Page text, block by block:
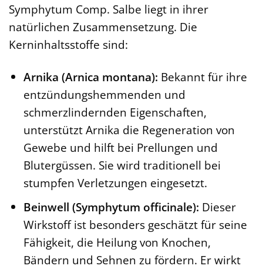
Symphytum Comp. Salbe liegt in ihrer
natürlichen Zusammensetzung. Die
Kerninhaltsstoffe sind:
Arnika (Arnica montana): Bekannt für ihre
entzündungshemmenden und
schmerzlindernden Eigenschaften,
unterstützt Arnika die Regeneration von
Gewebe und hilft bei Prellungen und
Blutergüssen. Sie wird traditionell bei
stumpfen Verletzungen eingesetzt.
Beinwell (Symphytum officinale): Dieser
Wirkstoff ist besonders geschätzt für seine
Fähigkeit, die Heilung von Knochen,
Bändern und Sehnen zu fördern. Er wirkt